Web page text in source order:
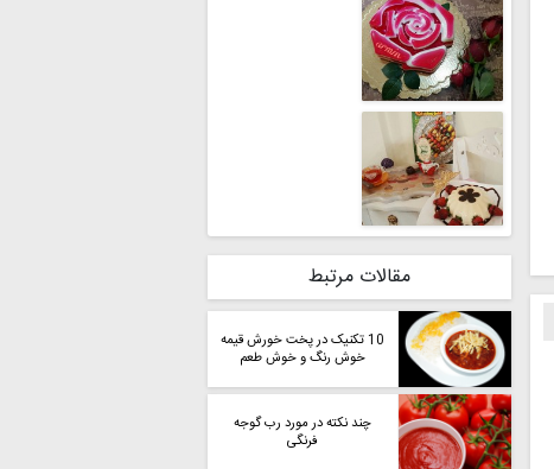
مقالات مرتبط
10 تکنیک در پخت خورش قیمه
خوش رنگ و خوش طعم
چند نکته در مورد رب گوجه
فرنگی